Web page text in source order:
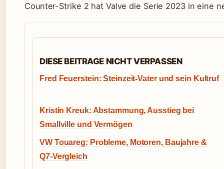
Counter-Strike 2 hat Valve die Serie 2023 in eine
DIESE BEITRAGE NICHT VERPASSEN
Fred Feuerstein: Steinzeit-Vater und sein Kultruf
Kristin Kreuk: Abstammung, Ausstieg bei
Smallville und Vermögen
VW Touareg: Probleme, Motoren, Baujahre &
Q7-Vergleich